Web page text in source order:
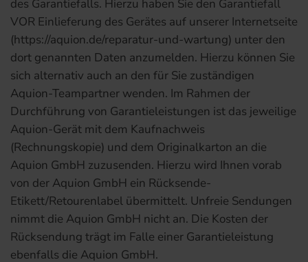
des Garantiefalls. Hierzu haben Sie den Garantiefall
VOR Einlieferung des Gerätes auf unserer Internetseite
(https://aquion.de/reparatur-und-wartung) unter den
dort genannten Daten anzumelden. Hierzu können Sie
sich alternativ auch an den für Sie zuständigen
Aquion-Teampartner wenden. Im Rahmen der
Durchführung von Garantieleistungen ist das jeweilige
Aquion-Gerät mit dem Kaufnachweis
(Rechnungskopie) und dem Originalkarton an die
Aquion GmbH zuzusenden. Hierzu wird Ihnen vorab
von der Aquion GmbH ein Rücksende-
Etikett/Retourenlabel übermittelt. Unfreie Sendungen
nimmt die Aquion GmbH nicht an. Die Kosten der
Rücksendung trägt im Falle einer Garantieleistung
ebenfalls die Aquion GmbH.